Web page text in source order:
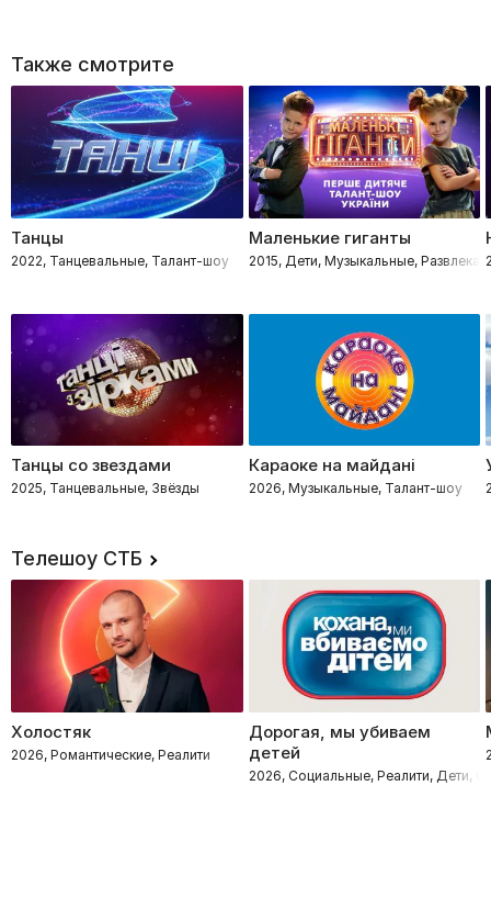
Также смотрите
Танцы
2022, Танцевальные, Талант-шоу
Маленькие гиганты
2015, Дети, Музыкальные,
Танцы со звездами
2025, Танцевальные, Звёзды
Караоке на майдані
2026, Музыкальные, Талант-шоу
Телешоу СТБ
Холостяк
2026, Романтические, Реалити
Дорогая, мы убиваем
детей
2026, Социальные, Реалити, Дети,